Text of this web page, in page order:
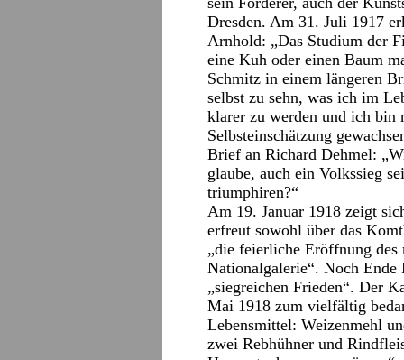
Dresden. Am 31. Juli 1917
Arnhold: „Das Studium der
eine Kuh oder einen Baum
Schmitz in einem längeren
selbst zu sehn, was ich im
klarer zu werden und ich bin
Selbsteinschätzung
Brief an Richard Dehmel:
glaube, auch ein Volkssieg
triumphiren?“
Am 19. Januar 1918 zeigt
erfreut sowohl über das
„die feierliche Eröffnung
Nationalgalerie“. Noch
„siegreichen Frieden“. Der
Mai 1918 zum vielfältig
Lebensmittel: Weizenmehl
zwei Rebhühner und